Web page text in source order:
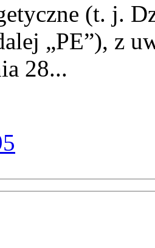
(t. j.
„PE”), z
28...